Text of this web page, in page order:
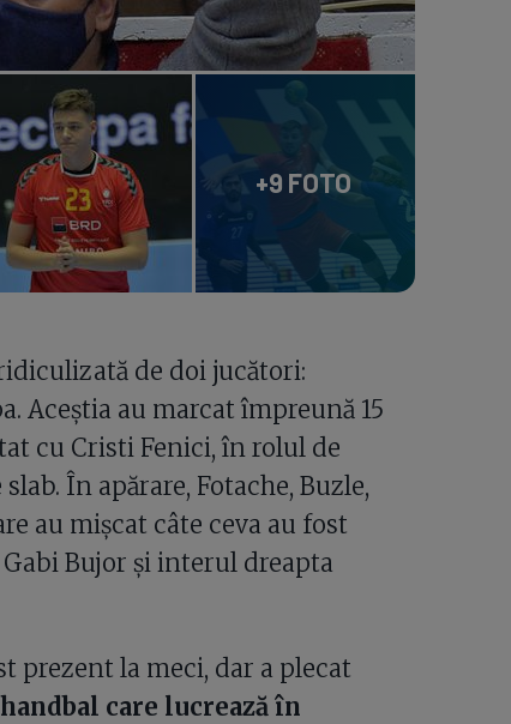
+9 FOTO
de doi jucători:
Aceștia au marcat împreună 15
cu Cristi Fenici, în rolul de
În apărare, Fotache, Buzle,
au mișcat câte ceva au fost
Bujor și interul dreapta
prezent la meci, dar a plecat
care lucrează în